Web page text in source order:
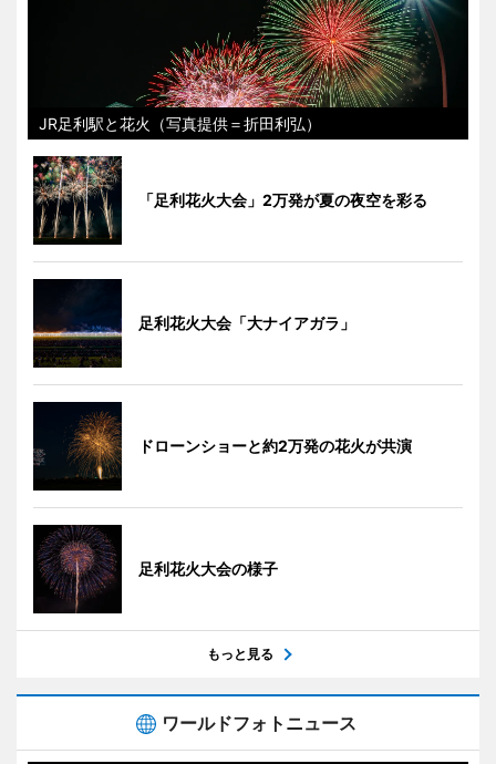
JR足利駅と花火（写真提供＝折田利弘）
「足利花火大会」2万発が夏の夜空を彩る
足利花火大会「大ナイアガラ」
ドローンショーと約2万発の花火が共演
足利花火大会の様子
もっと見る
ワールドフォトニュース